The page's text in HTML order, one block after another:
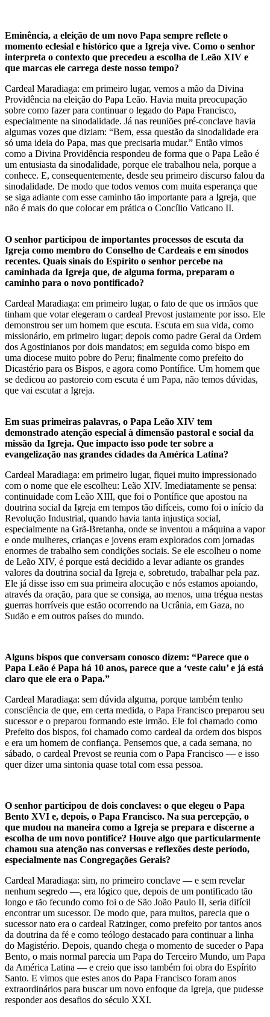
Eminência, a eleição de um novo Papa sempre reflete o
momento eclesial e histórico que a Igreja vive. Como o senhor
interpreta o contexto que precedeu a escolha de Leão XIV e
que marcas ele carrega deste nosso tempo?
Cardeal Maradiaga: em primeiro lugar, vemos a mão da Divina
Providência na eleição do Papa Leão. Havia muita preocupação
sobre como fazer para continuar o legado do Papa Francisco,
especialmente na sinodalidade. Já nas reuniões pré-conclave havia
algumas vozes que diziam: “Bem, essa questão da sinodalidade era
só uma ideia do Papa, mas que precisaria mudar.” Então vimos
como a Divina Providência respondeu de forma que o Papa Leão é
um entusiasta da sinodalidade, porque ele trabalhou nela, porque a
conhece. E, consequentemente, desde seu primeiro discurso falou da
sinodalidade. De modo que todos vemos com muita esperança que
se siga adiante com esse caminho tão importante para a Igreja, que
não é mais do que colocar em prática o Concílio Vaticano II.
O senhor participou de importantes processos de escuta da
Igreja como membro do Conselho de Cardeais e em sínodos
recentes. Quais sinais do Espírito o senhor percebe na
caminhada da Igreja que, de alguma forma, preparam o
caminho para o novo pontificado?
Cardeal Maradiaga: em primeiro lugar, o fato de que os irmãos que
tinham que votar elegeram o cardeal Prevost justamente por isso. Ele
demonstrou ser um homem que escuta. Escuta em sua vida, como
missionário, em primeiro lugar; depois como padre Geral da Ordem
dos Agostinianos por dois mandatos; em seguida como bispo em
uma diocese muito pobre do Peru; finalmente como prefeito do
Dicastério para os Bispos, e agora como Pontífice. Um homem que
se dedicou ao pastoreio com escuta é um Papa, não temos dúvidas,
que vai escutar a Igreja.
Em suas primeiras palavras, o Papa Leão XIV tem
demonstrado atenção especial à dimensão pastoral e social da
missão da Igreja. Que impacto isso pode ter sobre a
evangelização nas grandes cidades da América Latina?
Cardeal Maradiaga: em primeiro lugar, fiquei muito impressionado
com o nome que ele escolheu: Leão XIV. Imediatamente se pensa:
continuidade com Leão XIII, que foi o Pontífice que apostou na
doutrina social da Igreja em tempos tão difíceis, como foi o início da
Revolução Industrial, quando havia tanta injustiça social,
especialmente na Grã-Bretanha, onde se inventou a máquina a vapor
e onde mulheres, crianças e jovens eram explorados com jornadas
enormes de trabalho sem condições sociais. Se ele escolheu o nome
de Leão XIV, é porque está decidido a levar adiante os grandes
valores da doutrina social da Igreja e, sobretudo, trabalhar pela paz.
Ele já disse isso em sua primeira alocução e nós estamos apoiando,
através da oração, para que se consiga, ao menos, uma trégua nestas
guerras horríveis que estão ocorrendo na Ucrânia, em Gaza, no
Sudão e em outros países do mundo.
Alguns bispos que conversam conosco dizem: “Parece que o
Papa Leão é Papa há 10 anos, parece que a ‘veste caiu’ e já está
claro que ele era o Papa.”
Cardeal Maradiaga: sem dúvida alguma, porque também tenho
consciência de que, em certa medida, o Papa Francisco preparou seu
sucessor e o preparou formando este irmão. Ele foi chamado como
Prefeito dos bispos, foi chamado como cardeal da ordem dos bispos
e era um homem de confiança. Pensemos que, a cada semana, no
sábado, o cardeal Prevost se reunia com o Papa Francisco — e isso
quer dizer uma sintonia quase total com essa pessoa.
O senhor participou de dois conclaves: o que elegeu o Papa
Bento XVI e, depois, o Papa Francisco. Na sua percepção, o
que mudou na maneira como a Igreja se prepara e discerne a
escolha de um novo pontífice? Houve algo que particularmente
chamou sua atenção nas conversas e reflexões deste período,
especialmente nas Congregações Gerais?
Cardeal Maradiaga: sim, no primeiro conclave — e sem revelar
nenhum segredo —, era lógico que, depois de um pontificado tão
longo e tão fecundo como foi o de São João Paulo II, seria difícil
encontrar um sucessor. De modo que, para muitos, parecia que o
sucessor nato era o cardeal Ratzinger, como prefeito por tantos anos
da doutrina da fé e como teólogo destacado para continuar a linha
do Magistério. Depois, quando chega o momento de suceder o Papa
Bento, o mais normal parecia um Papa do Terceiro Mundo, um Papa
da América Latina — e creio que isso também foi obra do Espírito
Santo. E vimos que estes anos do Papa Francisco foram anos
extraordinários para buscar um novo enfoque da Igreja, que pudesse
responder aos desafios do século XXI.